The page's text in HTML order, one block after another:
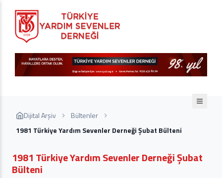
Dijital Arşiv
Bültenler
1981 Türkiye Yardım Sevenler Derneği Şubat Bülteni
1981 Türkiye Yardım Sevenler Derneği Şubat
Bülteni